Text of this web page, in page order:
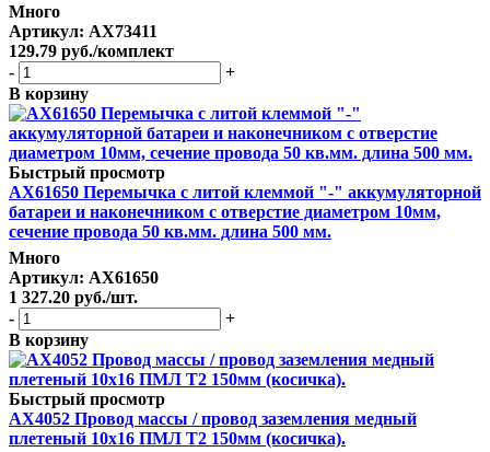
Много
Артикул: AX73411
129.79 руб./комплект
-
+
В корзину
Быстрый просмотр
AX61650 Перемычка с литой клеммой "-" аккумуляторной
батареи и наконечником с отверстие диаметром 10мм,
сечение провода 50 кв.мм. длина 500 мм.
Много
Артикул: AX61650
1 327.20 руб./шт.
-
+
В корзину
Быстрый просмотр
AX4052 Провод массы / провод заземления медный
плетеный 10х16 ПМЛ Т2 150мм (косичка).